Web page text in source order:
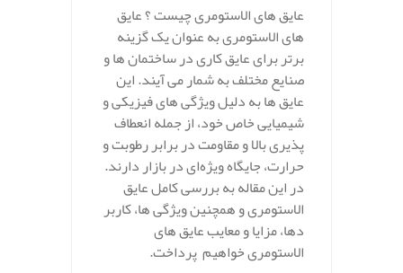
عایق های الاستومری چیست ؟ عایق
های الاستومری به عنوان یک گزینه
برتر برای عایق‌ کاری در ساختمان‌ ها و
صنایع مختلف به شمار می‌ آیند. این
عایق‌ ها به دلیل ویژگی‌ های فیزیکی و
شیمیایی خاص خود، از جمله انعطاف‌
پذیری بالا و مقاومت در برابر رطوبت و
حرارت، جایگاه ویژه‌ای در بازار دارند.
در این مقاله به بررسی کامل عایق
الاستومری و همچنین ویژگی‌ ها، کاربر
دها، مزایا و معایب عایق‌ های
الاستومری خواهیم پرداخت.